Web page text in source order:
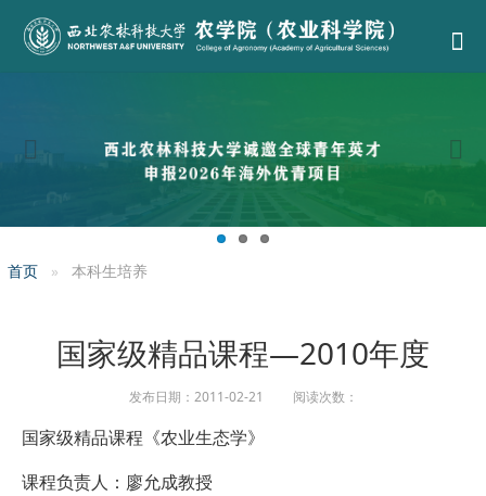
首页 本科生培养
国家级精品课程—2010年度
发布日期：2011-02-21 阅读次数：
国家级精品课程《农业生态学》
课程负责人：廖允成教授